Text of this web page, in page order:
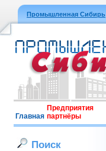
Промышленная Сибирь
Главная
Предприятия
партнёры
Поиск